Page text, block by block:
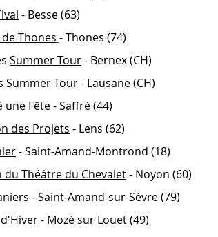
- Besse (63)
Thones - Thones (74)
Summer Tour- Bernex (CH)
Summer Tour- Lausane (CH)
une Fête- Saffré (44)
des Projets - Lens (62)
- Saint-Amand-Montrond (18)
Théâtre du Chevalet - Noyon (60)
- Saint-Amand-sur-Sèvre (79)
- Mozé sur Louet (49)